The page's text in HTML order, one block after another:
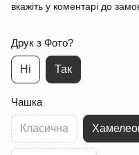
вкажіть у коментарі до
Друк з Фото?
Ні Так
Чашка
Класична